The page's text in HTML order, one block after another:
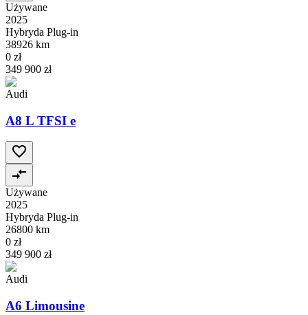
Używane
2025
Hybryda Plug-in
38926 km
0 zł
349 900 zł
Audi
A8 L TFSI e
Używane
2025
Hybryda Plug-in
26800 km
0 zł
349 900 zł
Audi
A6 Limousine